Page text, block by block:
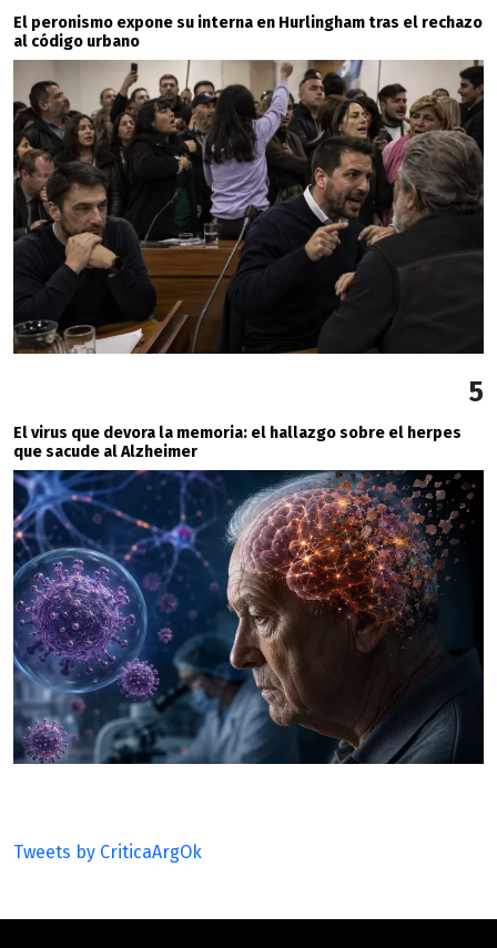
El peronismo expone su interna en Hurlingham tras el rechazo
al código urbano
5
El virus que devora la memoria: el hallazgo sobre el herpes
que sacude al Alzheimer
Tweets by CriticaArgOk